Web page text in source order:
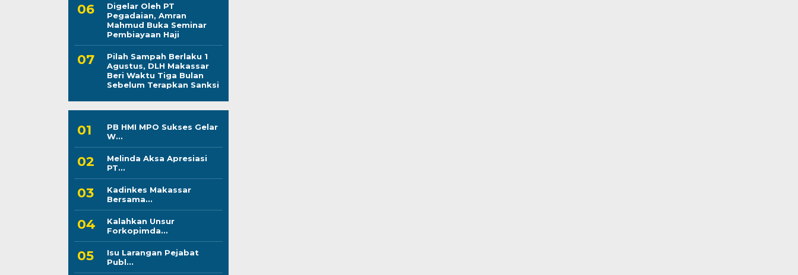
Digelar Oleh PT
Pegadaian, Amran
Mahmud Buka Seminar
Pembiayaan Haji
Pilah Sampah Berlaku 1
Agustus, DLH Makassar
Beri Waktu Tiga Bulan
Sebelum Terapkan Sanksi
PB HMI MPO Sukses Gelar
W...
Melinda Aksa Apresiasi
PT...
Kadinkes Makassar
Bersama...
Kalahkan Unsur
Forkopimda...
Isu Larangan Pejabat
Publ...